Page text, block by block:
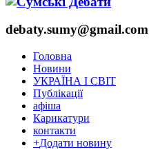
debaty.sumy@gmail.com
Головна
Новини
УКРАЇНА І СВІТ
Публікації
афіша
Карикатури
контакти
+Додати новину